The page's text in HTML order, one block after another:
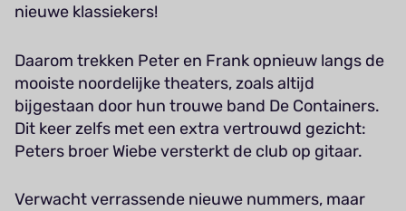
nieuwe klassiekers!
Daarom trekken Peter en Frank opnieuw langs de
mooiste noordelijke theaters, zoals altijd
bijgestaan door hun trouwe band De Containers.
Dit keer zelfs met een extra vertrouwd gezicht:
Peters broer Wiebe versterkt de club op gitaar.
Verwacht verrassende nieuwe nummers, maar